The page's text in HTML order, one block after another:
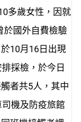
多歲女性，因就
於國外自費檢驗
10月16日出現
採檢，於今日
者共5人，其中
機及防疫旅館